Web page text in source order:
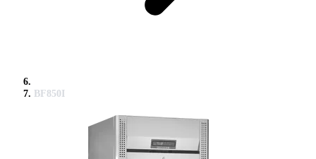
BF850I